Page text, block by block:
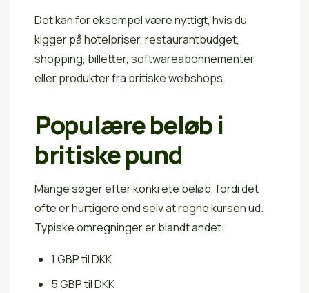
Det kan for eksempel være nyttigt, hvis du
kigger på hotelpriser, restaurantbudget,
shopping, billetter, softwareabonnementer
eller produkter fra britiske webshops.
Populære beløb i
britiske pund
Mange søger efter konkrete beløb, fordi det
ofte er hurtigere end selv at regne kursen ud.
Typiske omregninger er blandt andet:
1 GBP til DKK
5 GBP til DKK